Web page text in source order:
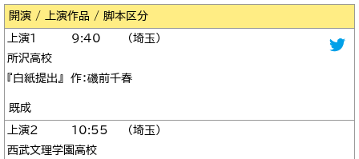
区分
1
9:40
埼玉
所沢高校
『白紙提出』 作：磯前千春
既成
2
10:55
埼玉
西武文理学園高校